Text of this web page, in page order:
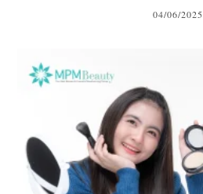
04/06/2025